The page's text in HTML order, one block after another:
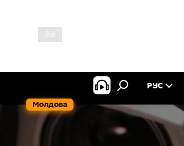
Молдова
РУС